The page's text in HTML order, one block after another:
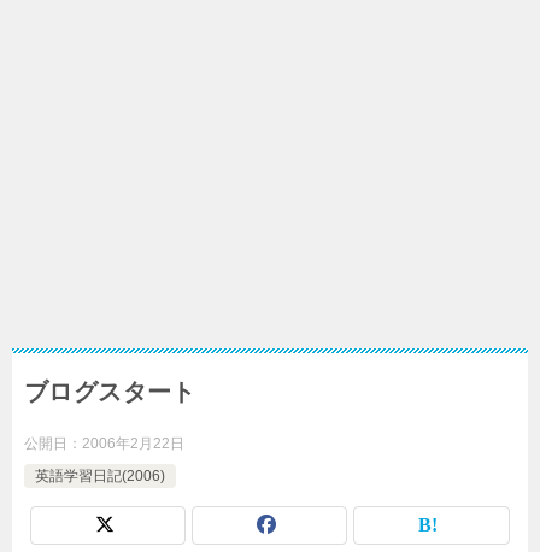
ブログスタート
公開日： 2006年2月22日
英語学習日記(2006)